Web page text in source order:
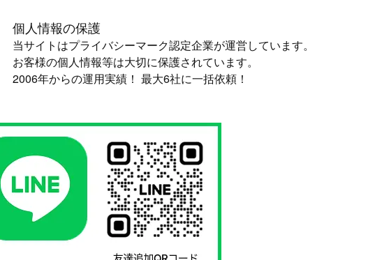
個人情報の保護
当サイトはプライバシーマーク認定企業が運営しています。
お客様の個人情報等は大切に保護されています。
2006年からの運用実績！ 最大6社に一括依頼！